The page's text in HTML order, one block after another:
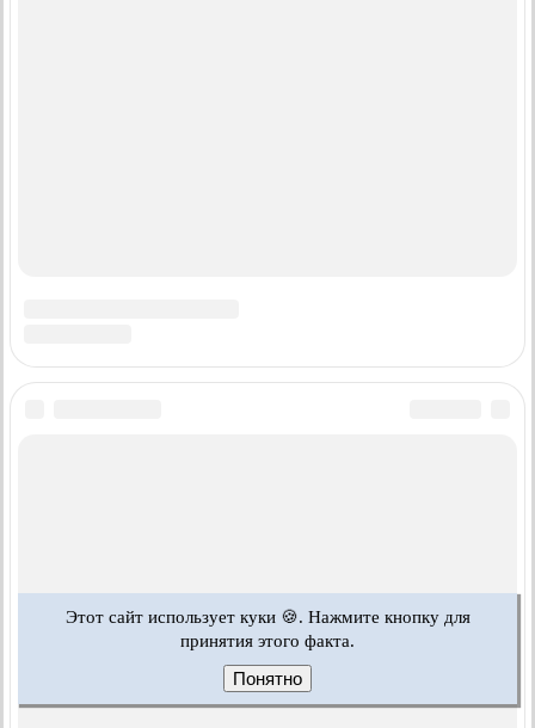
Этот сайт использует куки 🍪. Нажмите кнопку для
принятия этого факта.
Понятно